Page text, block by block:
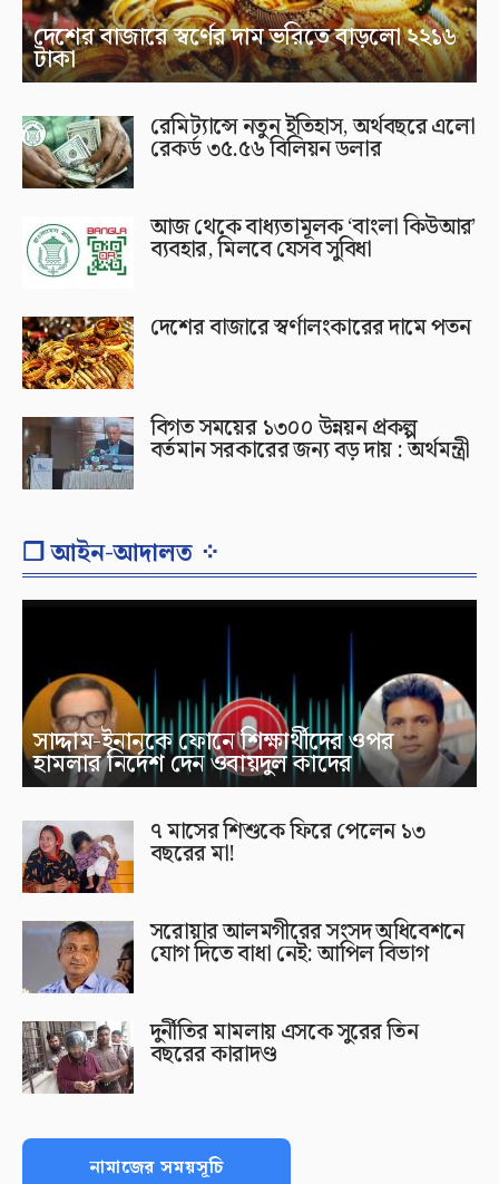
দেশের বাজারে স্বর্ণের দাম ভরিতে বাড়লো ২২১৬
টাকা
রেমিট্যান্সে নতুন ইতিহাস, অর্থবছরে এলো
রেকর্ড ৩৫.৫৬ বিলিয়ন ডলার
আজ থেকে বাধ্যতামূলক ‘বাংলা কিউআর’
ব্যবহার, মিলবে যেসব সুবিধা
দেশের বাজারে স্বর্ণালংকারের দামে পতন
বিগত সময়ের ১৩০০ উন্নয়ন প্রকল্প
বর্তমান সরকারের জন্য বড় দায় : অর্থমন্ত্রী
❐ আইন-আদালত ⁘
সাদ্দাম-ইনানকে ফোনে শিক্ষার্থীদের ওপর
হামলার নির্দেশ দেন ওবায়দুল কাদের
৭ মাসের শিশুকে ফিরে পেলেন ১৩
বছরের মা!
সরোয়ার আলমগীরের সংসদ অধিবেশনে
যোগ দিতে বাধা নেই: আপিল বিভাগ
দুর্নীতির মামলায় এসকে সুরের তিন
বছরের কারাদণ্ড
নামাজের সময়সূচি